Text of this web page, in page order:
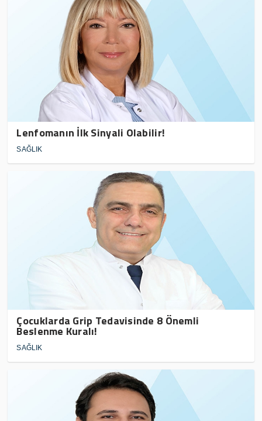
Lenfomanın İlk Sinyali Olabilir!
SAĞLIK
Çocuklarda Grip Tedavisinde 8 Önemli
Beslenme Kuralı!
SAĞLIK